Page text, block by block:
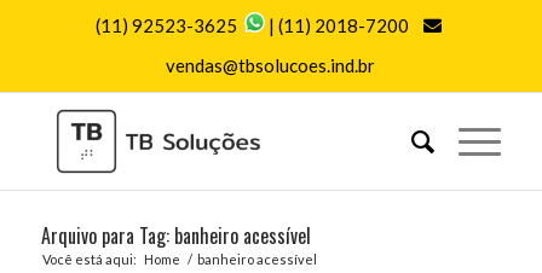
(11) 92523-3625 |(11) 2018-7200
vendas@tbsolucoes.ind.br
Arquivo para Tag: banheiro acessível
Você está aqui: Home / banheiro acessível